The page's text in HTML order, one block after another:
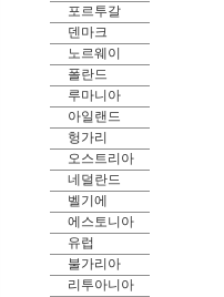
포르투갈
덴마크
노르웨이
폴란드
루마니아
아일랜드
헝가리
오스트리아
네덜란드
벨기에
에스토니아
유럽
불가리아
리투아니아